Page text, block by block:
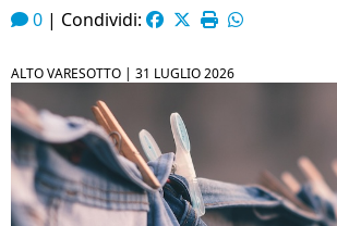
0 | Condividi:
ALTO VARESOTTO | 31 LUGLIO 2026